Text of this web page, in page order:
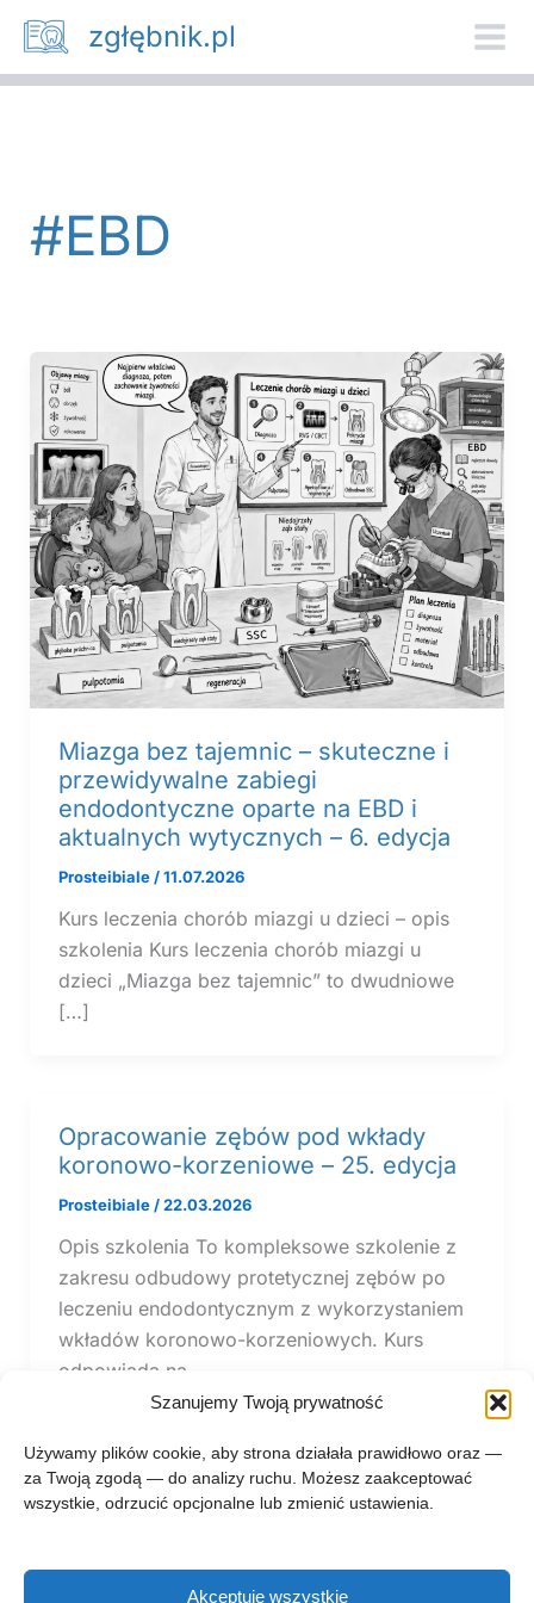
Szanujemy Twoją prywatność
Używamy plików cookie, aby strona działała prawidłowo oraz —
za Twoją zgodą — do analizy ruchu. Możesz zaakceptować
wszystkie, odrzucić opcjonalne lub zmienić ustawienia.
Akceptuję wszystkie
Przejdź
treści
zgłębnik.pl
#EBD
Miazga bez tajemnic – skuteczne i
przewidywalne zabiegi
endodontyczne oparte na EBD i
aktualnych wytycznych – 6. edycja
Prosteibiale /11.07.2026
Kurs leczenia chorób miazgi u dzieci – opis
szkolenia Kurs leczenia chorób miazgi u
dzieci „Miazga bez tajemnic” to dwudniowe
[…]
Opracowanie zębów pod wkłady
koronowo-korzeniowe – 25. edycja
Prosteibiale /22.03.2026
Opis szkolenia To kompleksowe szkolenie z
zakresu odbudowy protetycznej zębów po
leczeniu endodontycznym z wykorzystaniem
wkładów koronowo-korzeniowych. Kurs
odpowiada na